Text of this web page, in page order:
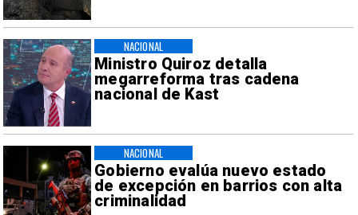
Ministro Quiroz detalla
megarreforma tras cadena
nacional de Kast
NACIONAL
Gobierno evalúa nuevo estado
de excepción en barrios con alta
criminalidad
NACIONAL